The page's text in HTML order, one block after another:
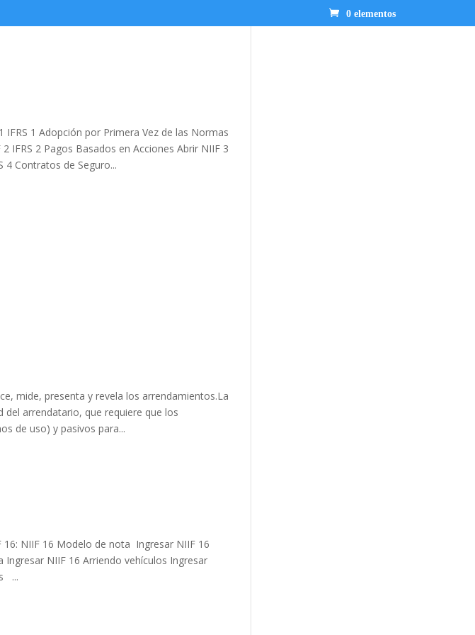
0 elementos
IFRS 1 Adopción por Primera Vez de las Normas
IFRS 2 Pagos Basados en Acciones Abrir NIIF 3
4 Contratos de Seguro...
mide, presenta y revela los arrendamientos.La
arrendatario, que requiere que los
de uso) y pasivos para...
NIIF 16 Modelo de nota Ingresar NIIF 16
NIIF 16 Arriendo vehículos Ingresar
...